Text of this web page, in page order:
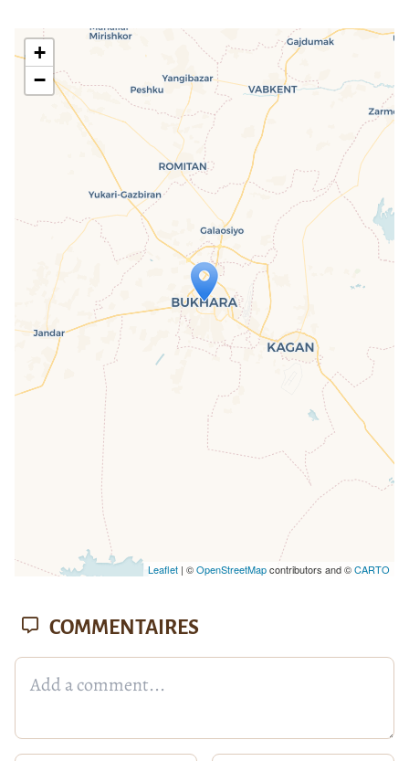
Travelers' Map is loading...
If you see this after your page is
loaded completely, leafletJS files are
missing.
+
−
Leaflet| ©OpenStreetMapcontributors and ©CARTO
COMMENTAIRES